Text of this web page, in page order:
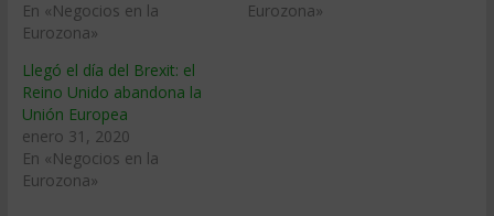
En «Negocios en la
Eurozona»
Eurozona»
Llegó el día del Brexit: el
Reino Unido abandona la
Unión Europea
enero 31, 2020
En «Negocios en la
Eurozona»